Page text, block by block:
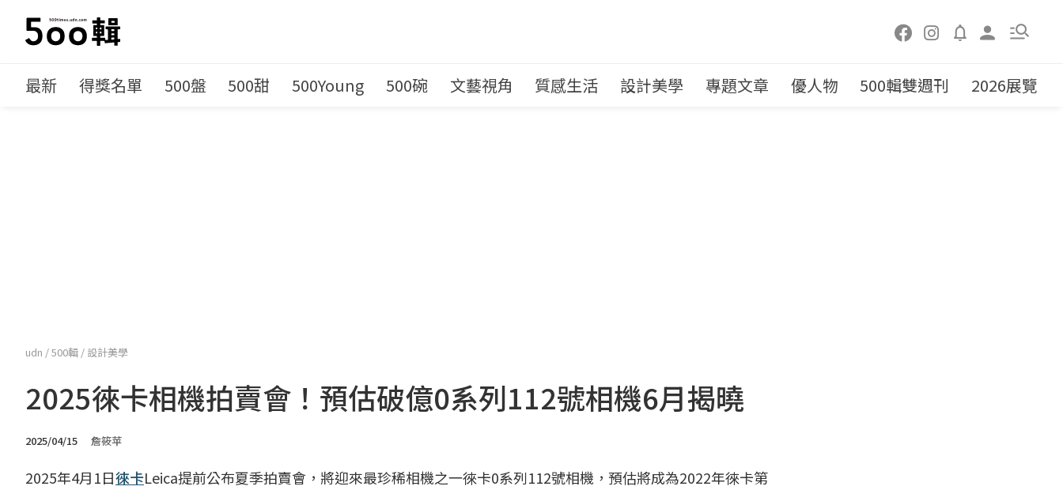
最新 得獎名單 500盤 500甜 500Young 500碗 文藝視角 質感生活 設計美學 專題文章 優人物 500輯雙週刊 2026展覽
udn /500輯 / 設計美學
2025徠卡相機拍賣會！預估破億0系列112號相機6月揭曉
2025/04/15 詹筱苹
2025年4月1日徠卡Leica提前公布夏季拍賣會，將迎來最珍稀相機之一徠卡0系列112號相機，預估將成為2022年徠卡第